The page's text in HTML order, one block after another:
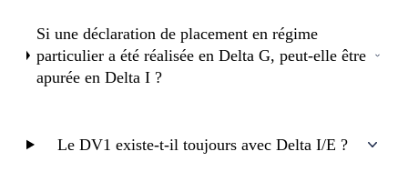
Si une déclaration de placement en régime
particulier a été réalisée en Delta G, peut-elle être
apurée en Delta I ?
Le DV1 existe-t-il toujours avec Delta I/E ?